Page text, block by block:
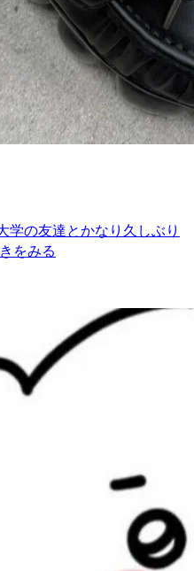
学の友達とかなり久しぶり
をみる